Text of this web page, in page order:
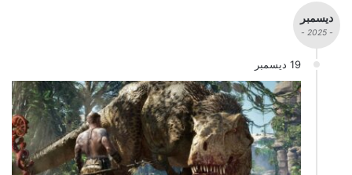
ديسمبر
- 2025 -
19 ديسمبر